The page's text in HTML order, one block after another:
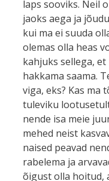
laps sooviks. Neil
jaoks aega ja
kui ma ei suuda
olemas olla heas
kahjuks sellega,
hakkama saama.
viga, eks? Kas ma
tuleviku
nende isa meie
mehed neist
naised peavad
rabelema ja
õigust olla hoitud,